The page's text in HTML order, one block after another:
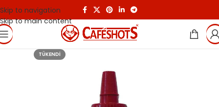
Skip to navigation
Skip to main content
TÜKENDI